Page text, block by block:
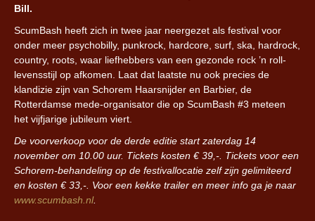
Bill.
ScumBash heeft zich in twee jaar neergezet als festival voor
onder meer psychobilly, punkrock, hardcore, surf, ska, hardrock,
country, roots, waar liefhebbers van een gezonde rock ’n roll-
levensstijl op afkomen. Laat dat laatste nu ook precies de
klandizie zijn van Schorem Haarsnijder en Barbier, de
Rotterdamse mede-organisator die op ScumBash #3 meteen
het vijfjarige jubileum viert.
De voorverkoop voor de derde editie start zaterdag 14
november om 10.00 uur. Tickets kosten € 39,-. Tickets voor een
Schorem-behandeling op de festivallocatie zelf zijn gelimiteerd
en kosten € 33,-. Voor een kekke trailer en meer info ga je naar
www.scumbash.nl.